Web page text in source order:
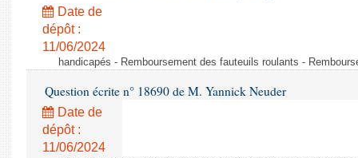
Date de
dépôt :
11/06/2024
handicapés - Remboursement des fauteuils roulants -
Question écrite n° 18690 de M. Yannick Neuder
Date de
dépôt :
11/06/2024